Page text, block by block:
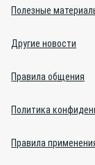
Полезные
Другие новости
Правила общения
Политика
Правила